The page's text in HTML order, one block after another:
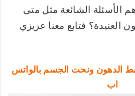
الأسئلة الشائعة مثل متى
العنيدة؟ فتابع معنا عزيزي
الدهون ونحت الجسم بالواتس
اب